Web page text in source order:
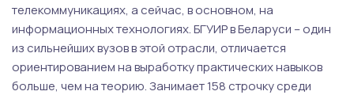
телекоммуникациях, а сейчас, в основном, на
информационных технологиях. БГУИР в Беларуси – один
из сильнейших вузов в этой отрасли, отличается
ориентированием на выработку практических навыков
больше, чем на теорию. Занимает 158 строчку среди